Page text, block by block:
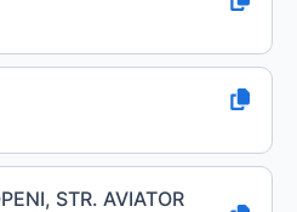
STR. AVIATOR